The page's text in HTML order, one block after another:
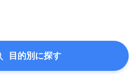
目的別に探す